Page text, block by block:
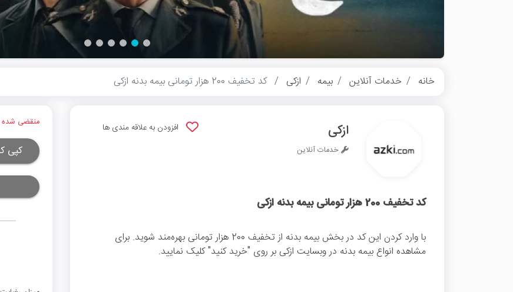
خانه خدمات آنلاین بیمه ازکی کد تخفیف 200 هزار تومانی بیمه بدنه ازکی
ازکی
خدمات آنلاین
افزودن به علاقه مندی ها
کد تخفیف 200 هزار تومانی بیمه بدنه ازکی
با وارد کردن این کد در بخش بیمه‌ بدنه از تخفیف 200 هزار تومانی بهره‌مند شوید. برای
مشاهده انواع بیمه‌ بدنه در وبسایت ازکی بر روی "خرید کنید" کلیک نمایید.
منقضی شده
کپی